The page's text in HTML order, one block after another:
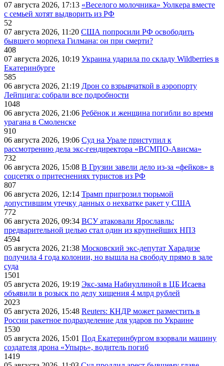
07 августа 2026, 17:13 «Веселого молочника» Уолкера вместе
с семьей хотят выдворить из РФ
52
07 августа 2026, 11:20 США попросили РФ освободить
бывшего морпеха Гилмана: он при смерти?
408
07 августа 2026, 10:19 Украина ударила по складу Wildberries в
Екатеринбурге
585
06 августа 2026, 21:19 Дрон со взрывчаткой в аэропорту
Лейпцига: собрали все подробности
1048
06 августа 2026, 21:06 Ребёнок и женщина погибли во время
урагана в Смоленске
910
06 августа 2026, 19:06 Суд на Урале приступил к
рассмотрению дела экс-гендиректора «ВСМПО-Ависма»
732
06 августа 2026, 15:08 В Грузии завели дело из-за «фейков» в
соцсетях о притеснениях туристов из РФ
807
06 августа 2026, 12:14 Трамп пригрозил тюрьмой
допустившим утечку данных о нехватке ракет у США
772
06 августа 2026, 09:34 ВСУ атаковали Ярославль:
предварительной целью стал один из крупнейших НПЗ
4594
05 августа 2026, 21:38 Московский экс-депутат Харадизе
получила 4 года колонии, но вышла на свободу прямо в зале
суда
1501
05 августа 2026, 19:19 Экс-зама Набиуллиной в ЦБ Исаева
объявили в розыск по делу хищения 4 млрд рублей
2023
05 августа 2026, 15:48 Reuters: КНДР может разместить в
России ракетное подразделение для ударов по Украине
1530
05 августа 2026, 15:01 Под Екатеринбургом взорвали машину
создателя дрона «Упырь», водитель погиб
1419